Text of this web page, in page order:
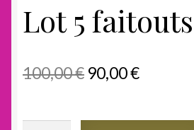
Lot 5
100,00€ Le
initial
90,00€Le
actuel